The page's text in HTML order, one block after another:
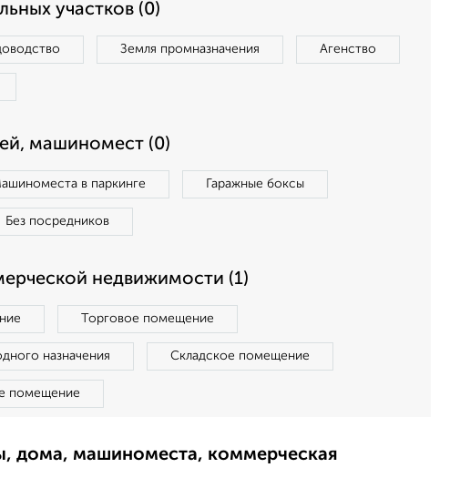
участков (0)
Земля промназначения Агенство
машиномест (0)
в паркинге Гаражные боксы
Без посредников
недвижимости (1)
Торговое помещение
назначения Складское помещение
помещение
дома, машиноместа, коммерческая